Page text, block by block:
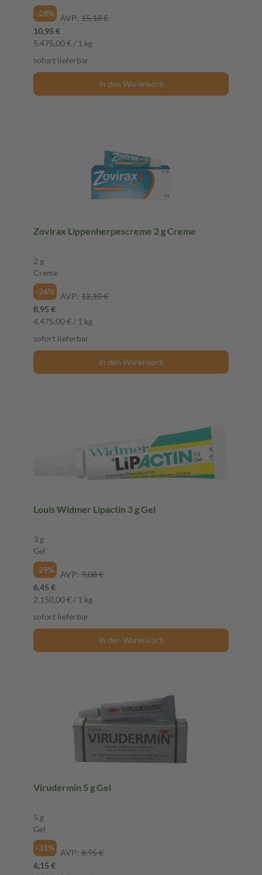
-28%
AVP: 15,18 €
10,95 €
5.475,00 € / 1 kg
sofort lieferbar
In den Warenkorb
Zovirax Lippenherpescreme 2 g Creme
2 g
Creme
-26%
AVP: 12,10 €
8,95 €
4.475,00 € / 1 kg
sofort lieferbar
In den Warenkorb
Louis Widmer Lipactin 3 g Gel
3 g
Gel
-29%
AVP: 9,08 €
6,45 €
2.150,00 € / 1 kg
sofort lieferbar
In den Warenkorb
Virudermin 5 g Gel
5 g
Gel
-31%
AVP: 8,95 €
6,15 €